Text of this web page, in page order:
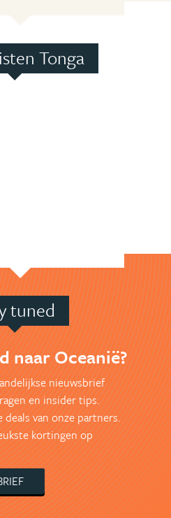
Tonga
tuned
naar Oceanië?
nieuwsbrief
en insider tips.
van onze partners.
kortingen op